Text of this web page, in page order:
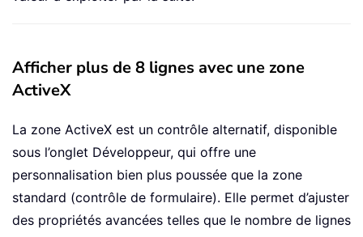
Afficher plus de 8 lignes avec une zone
ActiveX
La zone ActiveX est un contrôle alternatif, disponible
sous l’onglet Développeur, qui offre une
personnalisation bien plus poussée que la zone
standard (contrôle de formulaire). Elle permet d’ajuster
des propriétés avancées telles que le nombre de lignes